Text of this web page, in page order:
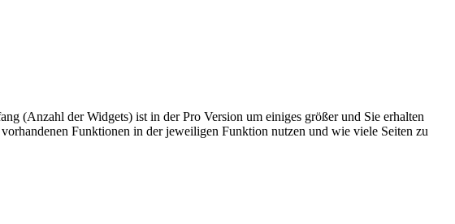
(Anzahl der Widgets) ist in der Pro Version um einiges größer und Sie erhalten
Funktionen in der jeweiligen Funktion nutzen und wie viele Seiten zu